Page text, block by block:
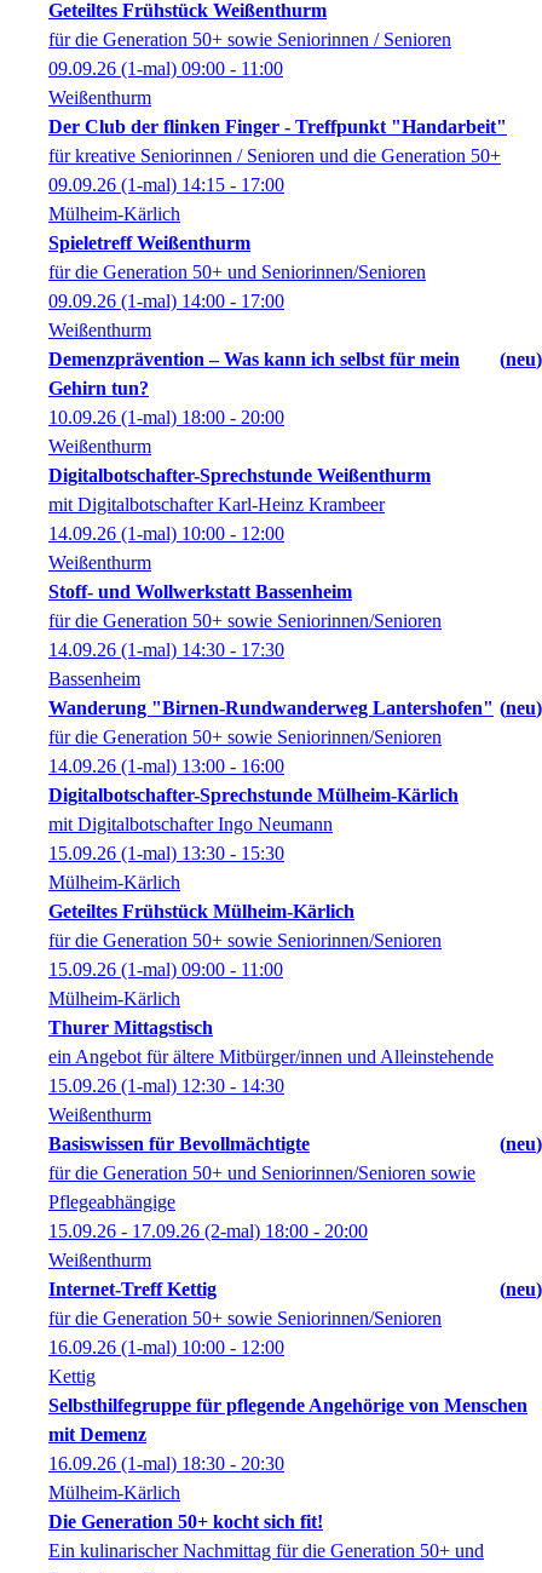
Geteiltes Frühstück Weißenthurm
für die Generation 50+ sowie Seniorinnen / Senioren
09.09.26 (1-mal) 09:00 - 11:00
Weißenthurm
Der Club der flinken Finger - Treffpunkt "Handarbeit"
für kreative Seniorinnen / Senioren und die Generation 50+
09.09.26 (1-mal) 14:15 - 17:00
Mülheim-Kärlich
Spieletreff Weißenthurm
für die Generation 50+ und Seniorinnen/Senioren
09.09.26 (1-mal) 14:00 - 17:00
Weißenthurm
Demenzprävention – Was kann ich selbst für mein
Gehirn tun?
neu
10.09.26 (1-mal) 18:00 - 20:00
Weißenthurm
Digitalbotschafter-Sprechstunde Weißenthurm
mit Digitalbotschafter Karl-Heinz Krambeer
14.09.26 (1-mal) 10:00 - 12:00
Weißenthurm
Stoff- und Wollwerkstatt Bassenheim
für die Generation 50+ sowie Seniorinnen/Senioren
14.09.26 (1-mal) 14:30 - 17:30
Bassenheim
Wanderung "Birnen-Rundwanderweg Lantershofen"
neu
für die Generation 50+ sowie Seniorinnen/Senioren
14.09.26 (1-mal) 13:00 - 16:00
Digitalbotschafter-Sprechstunde Mülheim-Kärlich
mit Digitalbotschafter Ingo Neumann
15.09.26 (1-mal) 13:30 - 15:30
Mülheim-Kärlich
Geteiltes Frühstück Mülheim-Kärlich
für die Generation 50+ sowie Seniorinnen/Senioren
15.09.26 (1-mal) 09:00 - 11:00
Mülheim-Kärlich
Thurer Mittagstisch
ein Angebot für ältere Mitbürger/innen und Alleinstehende
15.09.26 (1-mal) 12:30 - 14:30
Weißenthurm
Basiswissen für Bevollmächtigte
neu
für die Generation 50+ und Seniorinnen/Senioren sowie
Pflegeabhängige
15.09.26 - 17.09.26 (2-mal) 18:00 - 20:00
Weißenthurm
Internet-Treff Kettig
neu
für die Generation 50+ sowie Seniorinnen/Senioren
16.09.26 (1-mal) 10:00 - 12:00
Kettig
Selbsthilfegruppe für pflegende Angehörige von Menschen
mit Demenz
16.09.26 (1-mal) 18:30 - 20:30
Mülheim-Kärlich
Die Generation 50+ kocht sich fit!
Ein kulinarischer Nachmittag für die Generation 50+ und